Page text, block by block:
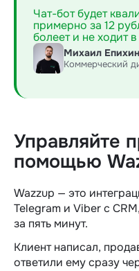
Чат-бот будет
примерно за 12
болеет и не ходит в
Михаил Епихин
Коммерческий
Управляйте
помощью
Wazzup — это
Telegram и Viber с
за пять минут.
Клиент написал,
ответили ему сразу